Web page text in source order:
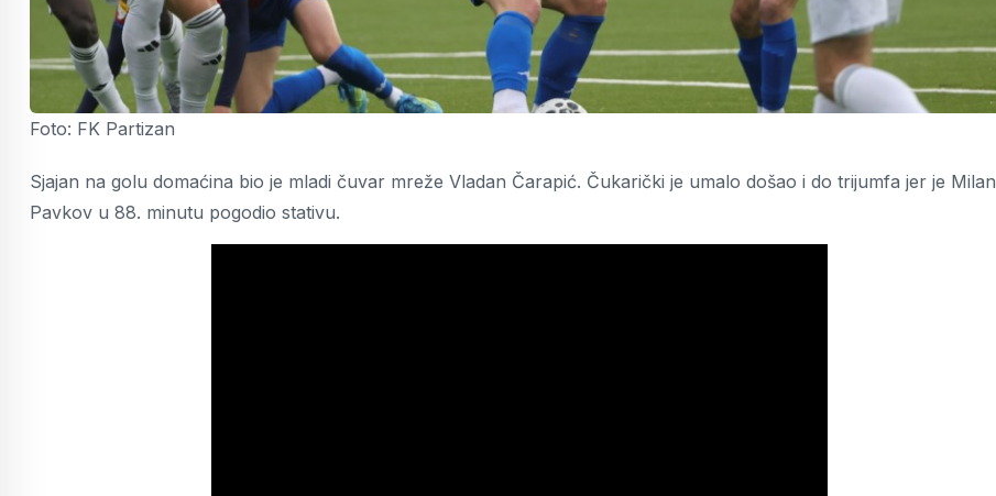
Foto: FK Partizan
Sjajan na golu domaćina bio je mladi čuvar mreže Vladan Čarapić. Čukarički je umalo došao i do trijumfa jer je Milan
Pavkov u 88. minutu pogodio stativu.